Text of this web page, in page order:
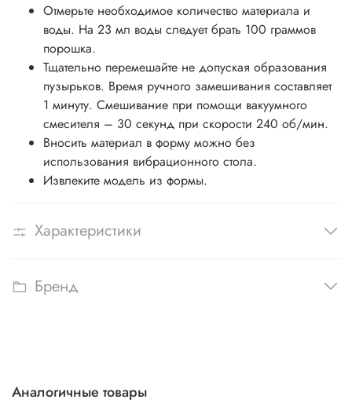
Отмерьте необходимое количество материала и
воды. На 23 мл воды следует брать 100 граммов
порошка.
Тщательно перемешайте не допуская образования
пузырьков. Время ручного замешивания составляет
1 минуту. Смешивание при помощи вакуумного
смесителя – 30 секунд при скорости 240 об/мин.
Вносить материал в форму можно без
использования вибрационного стола.
Извлеките модель из формы.
Характеристики
Бренд
Аналогичные товары